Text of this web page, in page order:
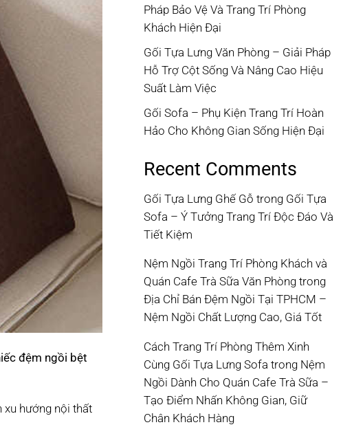
đệm ngồi bệt
xu hướng nội thất
Pháp Bảo Vệ Và Trang Trí Phòng
Khách Hiện Đại
Gối Tựa Lưng Văn Phòng – Giải Pháp
Hỗ Trợ Cột Sống Và Nâng Cao Hiệu
Suất Làm Việc
Gối Sofa – Phụ Kiện Trang Trí Hoàn
Hảo Cho Không Gian Sống Hiện Đại
Recent Comments
Gối Tựa Lưng Ghế Gỗ trong Gối Tựa
Sofa – Ý Tưởng Trang Trí Độc Đáo Và
Tiết Kiệm
Nệm Ngồi Trang Trí Phòng Khách và
Quán Cafe Trà Sữa Văn Phòng trong
Địa Chỉ Bán Đệm Ngồi Tại TPHCM –
Nệm Ngồi Chất Lượng Cao, Giá Tốt
Cách Trang Trí Phòng Thêm Xinh
Cùng Gối Tựa Lưng Sofa trong Nệm
Ngồi Dành Cho Quán Cafe Trà Sữa –
Tạo Điểm Nhấn Không Gian, Giữ
Chân Khách Hàng